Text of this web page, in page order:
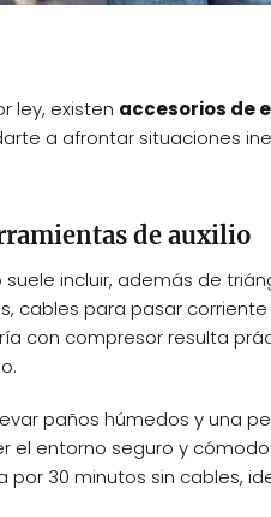
ley, existen accesorios de
a afrontar situaciones
de auxilio
incluir, además de
cables para pasar
con compresor resulta
paños húmedos y una
el entorno seguro y
por 30 minutos sin cables,